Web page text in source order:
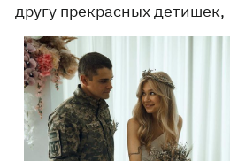
другу прекрасных